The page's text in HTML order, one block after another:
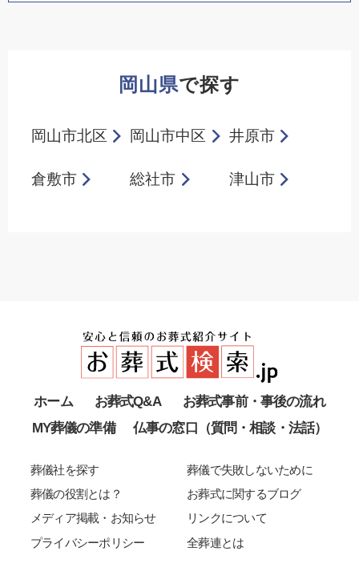
岡山県で探す
岡山市北区 岡山市中区 井原市
倉敷市 総社市 津山市
ホーム お葬式Q&A
お葬式事前・事後の流れ
MY葬儀の準備
仏事の窓口（質問・相談・法話）
葬儀社を探す
葬儀で失敗しないために
葬儀の役割とは？
お葬式に関するブログ
メディア掲載・お知らせ
リンクについて
プライバシーポリシー
全葬連とは